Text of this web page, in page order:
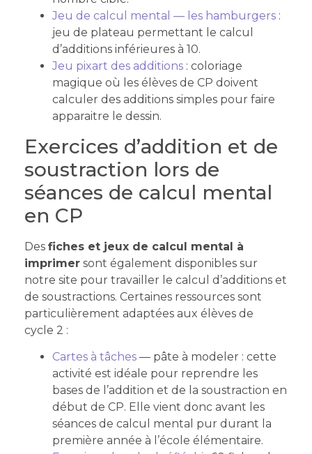
Jeu de calcul mental — les hamburgers :
jeu de plateau permettant le calcul
d’additions inférieures à 10.
Jeu pixart des additions : coloriage
magique où les élèves de CP doivent
calculer des additions simples pour faire
apparaitre le dessin.
Exercices d’addition et de
soustraction lors de
séances de calcul mental
en CP
Des fiches et jeux de calcul mental à
imprimer sont également disponibles sur
notre site pour travailler le calcul d’additions et
de soustractions. Certaines ressources sont
particulièrement adaptées aux élèves de
cycle 2 :
Cartes à tâches — pâte à modeler : cette
activité est idéale pour reprendre les
bases de l’addition et de la soustraction en
début de CP. Elle vient donc avant les
séances de calcul mental pur durant la
première année à l’école élémentaire.